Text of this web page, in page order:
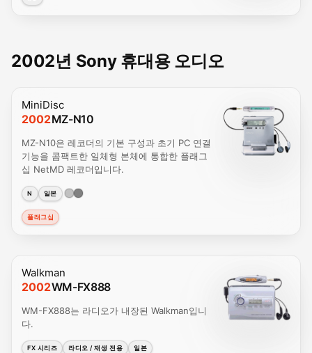
2002년 Sony 휴대용 오디오
MiniDisc
2002MZ-N10
MZ-N10은 레코더의 기본 구성과 초기 PC 연결
기능을 콤팩트한 일체형 본체에 통합한 플래그
십 NetMD 레코더입니다.
N 일본
플래그십
Walkman
2002WM-FX888
WM-FX888는 라디오가 내장된 Walkman입니
다.
FX 시리즈 라디오 / 재생 전용 일본